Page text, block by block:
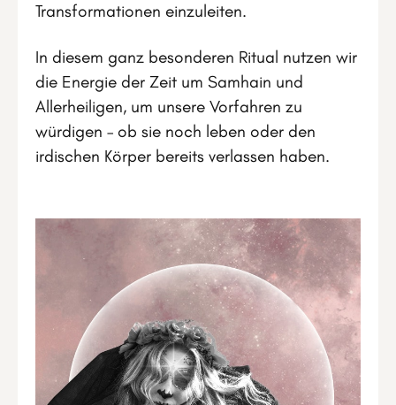
Transformationen einzuleiten.
In diesem ganz besonderen Ritual nutzen wir
die Energie der Zeit um Samhain und
Allerheiligen, um unsere Vorfahren zu
würdigen – ob sie noch leben oder den
irdischen Körper bereits verlassen haben.